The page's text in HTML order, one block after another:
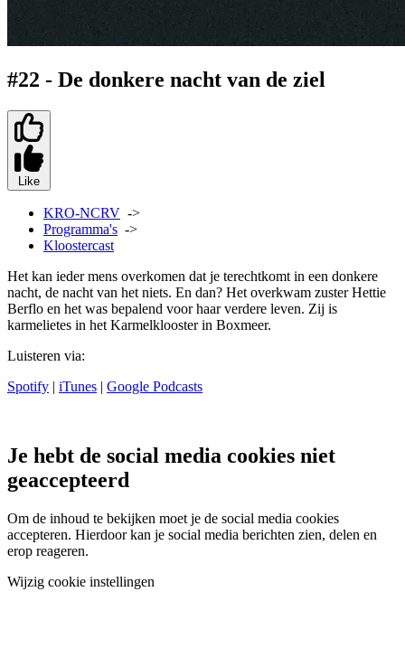
#22 - De donkere nacht van de ziel
Like
KRO-NCRV ->
Programma's ->
Kloostercast
Het kan ieder mens overkomen dat je terechtkomt in een donkere
nacht, de nacht van het niets. En dan? Het overkwam zuster Hettie
Berflo en het was bepalend voor haar verdere leven. Zij is
karmelietes in het Karmelklooster in Boxmeer.
Luisteren via:
Spotify | iTunes | Google Podcasts
Je hebt de social media cookies niet
geaccepteerd
Om de inhoud te bekijken moet je de social media cookies
accepteren. Hierdoor kan je social media berichten zien, delen en
erop reageren.
Wijzig cookie instellingen